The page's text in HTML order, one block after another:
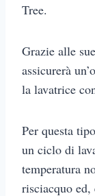
Tree.
Grazie alle
assicurerà
la lavatrice
Per questa
un ciclo di
temperatura
risciacquo ed,